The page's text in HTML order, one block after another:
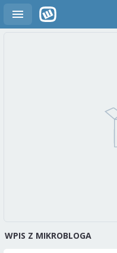
WPIS Z MIKROBLOGA